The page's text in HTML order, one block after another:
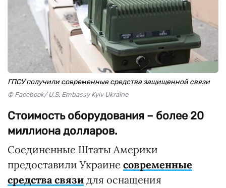
ГПСУ получили современные средства защищенной связи
© Facebook/ U.S. Embassy Kyiv Ukraine
Стоимость оборудования – более 20
миллиона долларов.
Соединенные Штаты Америки
предоставили Украине современные
средства связи для оснащения